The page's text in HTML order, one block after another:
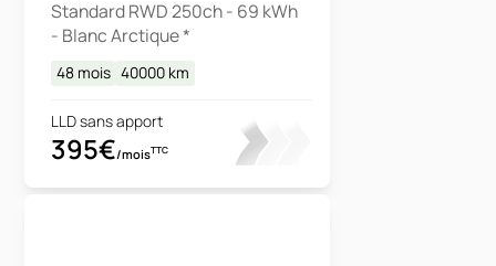
Standard RWD 250ch - 69 kWh
- Blanc Arctique *
48 mois 40000 km
LLD sans apport
395€/moisTTC